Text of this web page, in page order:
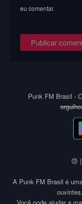
eu comentar.
Punk FM Brasil -
😞 |
A Punk FM Brasil é